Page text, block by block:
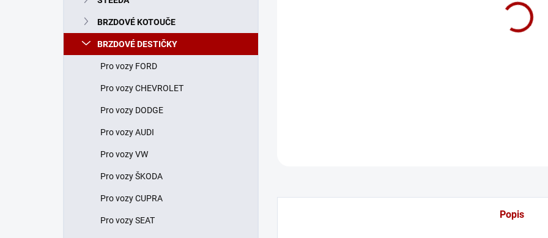
e
BRZDOVÉ KOTOUČE
BRZDOVÉ DESTIČKY
Pro vozy FORD
Pro vozy CHEVROLET
Pro vozy DODGE
Pro vozy AUDI
Pro vozy VW
Pro vozy ŠKODA
Pro vozy CUPRA
Pro vozy SEAT Popis